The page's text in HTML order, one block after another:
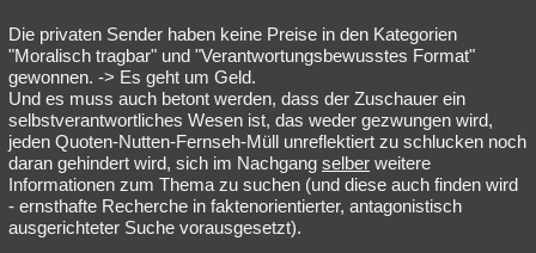
Die privaten Sender haben keine Preise in den Kategorien
"Moralisch tragbar" und "Verantwortungsbewusstes Format"
gewonnen. -> Es geht um Geld.
Und es muss auch betont werden, dass der Zuschauer ein
selbstverantwortliches Wesen ist, das weder gezwungen wird,
jeden Quoten-Nutten-Fernseh-Müll unreflektiert zu schlucken noch
daran gehindert wird, sich im Nachgang selber weitere
Informationen zum Thema zu suchen (und diese auch finden wird
- ernsthafte Recherche in faktenorientierter, antagonistisch
ausgerichteter Suche vorausgesetzt).